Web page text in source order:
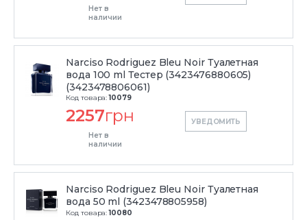
Нет в
наличии
Narciso Rodriguez Bleu Noir Туалетная
вода 100 ml Тестер (3423476880605)
(3423478806061)
Код товара:10079
2257грн
Нет в
наличии
УВЕДОМИТЬ
Narciso Rodriguez Bleu Noir Туалетная
вода 50 ml (3423478805958)
Код товара:10080